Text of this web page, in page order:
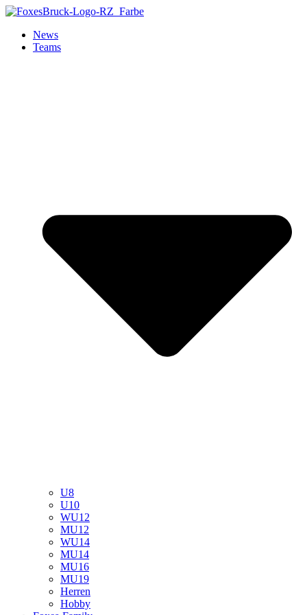
Zum
springenNews
Teams
U8
U10
WU12
MU12
WU14
MU14
MU16
MU19
Herren
Hobby